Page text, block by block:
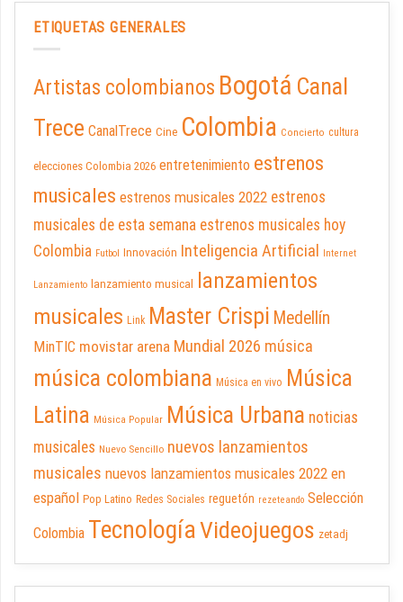
ETIQUETAS GENERALES
Artistas colombianos Bogotá Canal
Trece CanalTrece Cine Colombia Concierto cultura
elecciones Colombia 2026 entretenimiento estrenos
musicales estrenos musicales 2022 estrenos
musicales de esta semana estrenos musicales hoy
Colombia Futbol Innovación Inteligencia Artificial Internet
Lanzamiento lanzamiento musical
lanzamientos
musicales Link Master Crispi Medellín
MinTIC movistar arena Mundial 2026 música
música colombiana Música en vivo Música
Latina Música Popular Música Urbana noticias
musicales Nuevo Sencillo nuevos lanzamientos
musicales nuevos lanzamientos musicales 2022 en
español Pop Latino Redes Sociales reguetón rezeteando Selección
Colombia TecnologíaVideojuegos zetadj